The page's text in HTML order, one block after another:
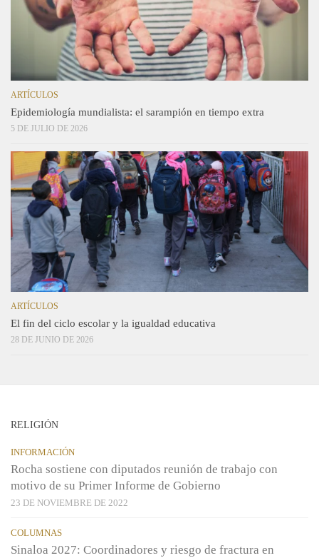
ARTÍCULOS
Epidemiología mundialista: el sarampión en tiempo extra
5 DE JULIO DE 2026
ARTÍCULOS
El fin del ciclo escolar y la igualdad educativa
28 DE JUNIO DE 2026
RELIGIÓN
INFORMACIÓN
Rocha sostiene con diputados reunión de trabajo con
motivo de su Primer Informe de Gobierno
23 DE NOVIEMBRE DE 2022
COLUMNAS
Sinaloa 2027: Coordinadores y riesgo de fractura en